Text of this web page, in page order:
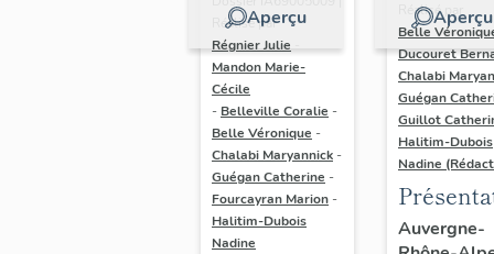
Aperçu
Réalisé par
Régnier Julie
Mandon Marie-
Cécile
- Belleville Coralie -
Belle Véronique -
Chalabi Maryannick -
Guégan Catherine -
Fourcayran Marion -
Halitim-Dubois
Nadine
Aperçu
Réalisé par
Belle
Ducouret
Chalabi
Guégan
Guillot
Halitim-Dubois
Nadine
du
Auvergne-